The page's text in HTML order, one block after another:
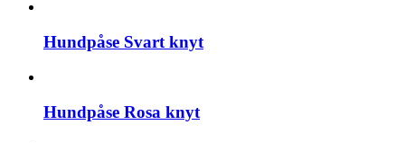
Hundpåse Svart knyt
Hundpåse Rosa knyt